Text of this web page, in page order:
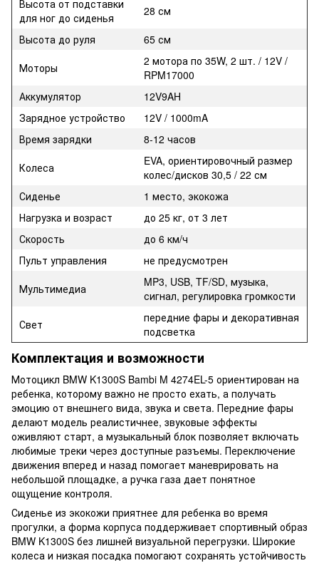
Высота от подставки
для ног до сиденья
28 см
Высота до руля
65 см
Моторы
2 мотора по 35W, 2 шт. / 12V /
RPM17000
Аккумулятор
12V9AH
Зарядное устройство
12V / 1000mA
Время зарядки
8-12 часов
Колеса
EVA, ориентировочный размер
колес/дисков 30,5 / 22 см
Сиденье
1 место, экокожа
Нагрузка и возраст
до 25 кг, от 3 лет
Скорость
до 6 км/ч
Пульт управления
не предусмотрен
Мультимедиа
MP3, USB, TF/SD, музыка,
сигнал, регулировка громкости
Свет
передние фары и декоративная
подсветка
Комплектация и возможности
Мотоцикл BMW K1300S Bambi M 4274EL-5 ориентирован на
ребенка, которому важно не просто ехать, а получать
эмоцию от внешнего вида, звука и света. Передние фары
делают модель реалистичнее, звуковые эффекты
оживляют старт, а музыкальный блок позволяет включать
любимые треки через доступные разъемы. Переключение
движения вперед и назад помогает маневрировать на
небольшой площадке, а ручка газа дает понятное
ощущение контроля.
Сиденье из экокожи приятнее для ребенка во время
прогулки, а форма корпуса поддерживает спортивный образ
BMW K1300S без лишней визуальной перегрузки. Широкие
колеса и низкая посадка помогают сохранять устойчивость